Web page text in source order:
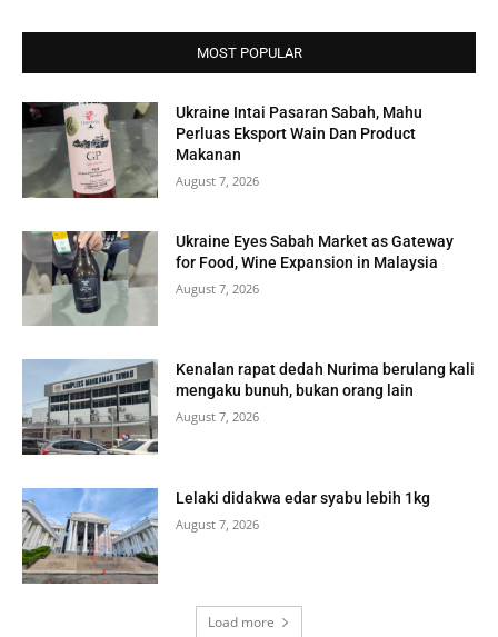
MOST POPULAR
Ukraine Intai Pasaran Sabah, Mahu
Perluas Eksport Wain Dan Product
Makanan
August 7, 2026
Ukraine Eyes Sabah Market as Gateway
for Food, Wine Expansion in Malaysia
August 7, 2026
Kenalan rapat dedah Nurima berulang kali
mengaku bunuh, bukan orang lain
August 7, 2026
Lelaki didakwa edar syabu lebih 1kg
August 7, 2026
Load more